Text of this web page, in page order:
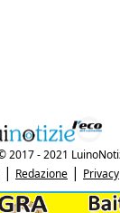
2017 - 2021
| Redazione | Privacy
iscritta al